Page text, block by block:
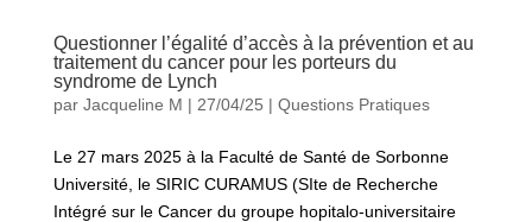
Questionner l’égalité d’accès à la prévention et au
traitement du cancer pour les porteurs du
syndrome de Lynch
par Jacqueline M | 27/04/25 | Questions Pratiques
Le 27 mars 2025 à la Faculté de Santé de Sorbonne
Université, le SIRIC CURAMUS (SIte de Recherche
Intégré sur le Cancer du groupe hopitalo-universitaire